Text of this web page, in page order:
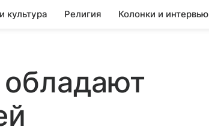
культура Религия Колонки и интервью